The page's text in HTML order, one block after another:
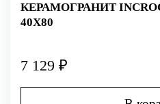
КЕРАМОГРАНИТ
40X80
7 129 ₽